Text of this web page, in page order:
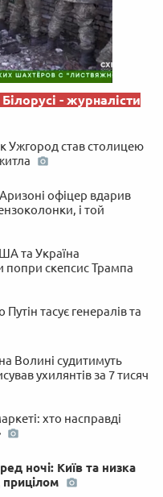
- журналісти
Ужгород став столицею
офіцер вдарив
і той
та Україна
скепсис Трампа
тасує генералів та
Волині судитимуть
ухилянтів за 7 тисяч
хто насправді
ночі: Київ та низка
прицілом